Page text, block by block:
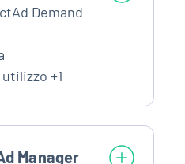
Demand
+1
Manager